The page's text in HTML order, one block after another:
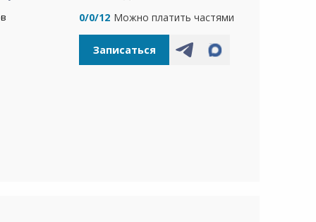
0/0/12 Можно платить частями
Записаться